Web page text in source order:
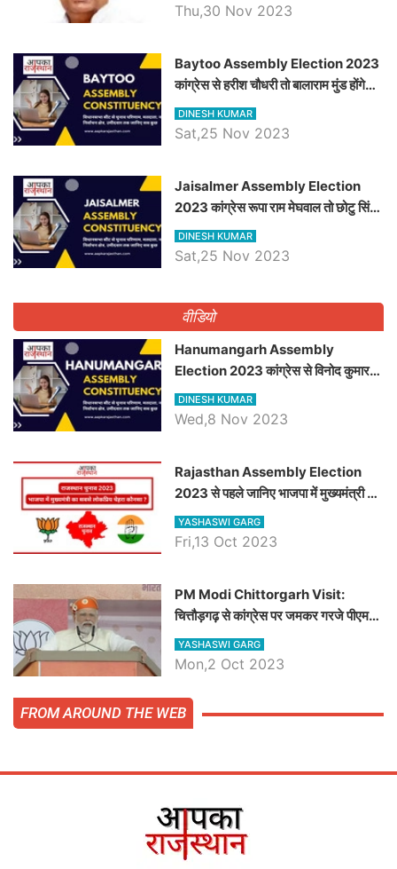
Thu,30 Nov 2023
Baytoo Assembly Election 2023
कांग्रेस से हरीश चौधरी तो बालाराम मुंड होंगे
भाजपा उम्मीदवार, जानिये बायतू विधानसभा
सीट के ताजा समीकरण
DINESH KUMAR
Sat,25 Nov 2023
​​​​​​​Jaisalmer Assembly Election
2023 कांग्रेस रूपा राम मेघवाल तो छोटु सिंह
भाटी होंगे भाजपा उम्मीदवार, जानिये जैसलमेर
विधानसभा सीट के ताजा समीकरण
DINESH KUMAR
Sat,25 Nov 2023
वीडियो
Hanumangarh Assembly
Election 2023 कांग्रेस से विनोद कुमार
चौधरी तो अमित चौधरी होंगे भाजपा उम्मीदवार,
जानिये हनुमानगढ़ विधानसभा सीट के ताजा
DINESH KUMAR
Wed,8 Nov 2023
Rajasthan Assembly Election
2023 से पहले जानिए भाजपा में मुख्यमंत्री का
सबसे लोकप्रिय चेहरा कौनसा ?
YASHASWI GARG
Fri,13 Oct 2023
PM Modi Chittorgarh Visit:
चित्तौड़गढ़ से कांग्रेस पर जमकर गरजे पीएम
मोदी, जाने प्रधानमंत्री के भाषण की बड़ी
बातें, देखें वीडियो
YASHASWI GARG
Mon,2 Oct 2023
FROM AROUND THE WEB